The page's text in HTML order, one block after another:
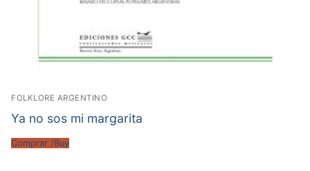
FOLKLORE ARGENTINO
Ya no sos mi margarita
Comprar /Buy